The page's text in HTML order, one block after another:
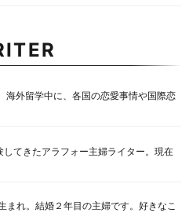
海外留学中に、各国の恋愛事情や国際恋
てきたアラフォー主婦ライター。現在
まれ。結婚２年目の主婦です。好きなこ